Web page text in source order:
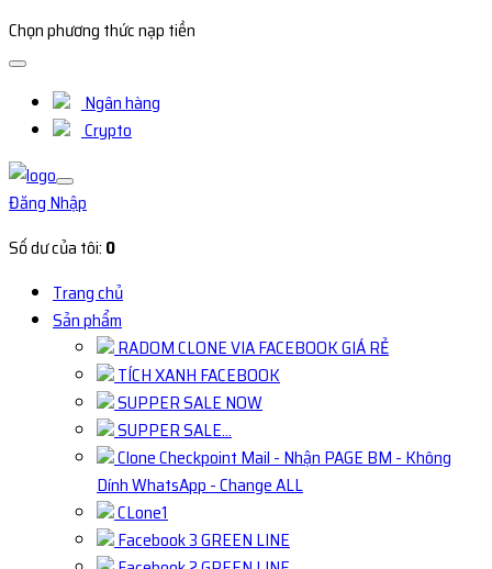
Chọn phương thức nạp tiền
Ngân hàng
Crypto
Đăng Nhập
Số dư của tôi: 0
Trang chủ
Sản phẩm
RADOM CLONE VIA FACEBOOK GIÁ RẺ
TÍCH XANH FACEBOOK
SUPPER SALE NOW
SUPPER SALE...
Clone Checkpoint Mail - Nhận PAGE BM - Không
Dính WhatsApp - Change ALL
CLone1
Facebook 3 GREEN LINE